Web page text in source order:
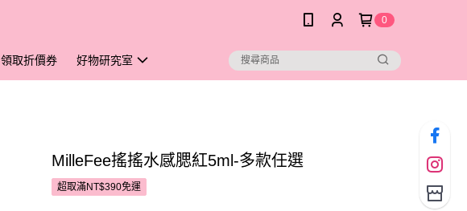
0
領取折價券 好物研究室
MilleFee搖搖水感腮紅5ml-多款任選
超取滿NT$390免運